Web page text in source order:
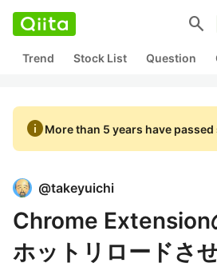
search
Trend Stock List Question
infoMore than 5 years have
@takeyuichi
Chrome Extension
ホットリロードさ